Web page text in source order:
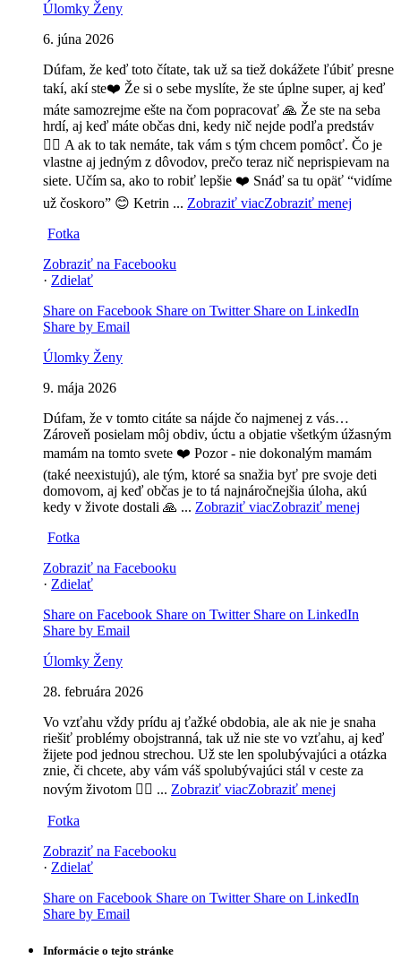
Úlomky Ženy
6. júna 2026
Dúfam, že keď toto čítate, tak už sa tiež dokážete ľúbiť presne
takí, akí ste❤️ Že si o sebe myslíte, že ste úplne super, aj keď
máte samozrejme ešte na čom popracovať 🙏 Že ste na seba
hrdí, aj keď máte občas dni, kedy nič nejde podľa predstáv
🤷‍♀️ A ak to tak nemáte, tak vám s tým chcem pomôcť. Čo je
vlastne aj jedným z dôvodov, prečo teraz nič neprispievam na
siete. Učím sa, ako to robiť lepšie ❤️ Snáď sa tu opäť “vidíme
už čoskoro” 😊 Ketrin ... Zobraziť viacZobraziť menej
Fotka
Zobraziť na Facebooku
· Zdielať
Share on Facebook Share on Twitter Share on LinkedIn
Share by Email
Úlomky Ženy
9. mája 2026
Dúfam, že v tomto citáte sa nájde čo najmenej z vás…
Zároveň posielam môj obdiv, úctu a objatie všetkým úžasným
mamám na tomto svete ❤️ Pozor - nie dokonalým mamám
(také neexistujú), ale tým, ktoré sa snažia byť pre svoje deti
domovom, aj keď občas je to tá najnáročnejšia úloha, akú
kedy v živote dostali 🙏 ... Zobraziť viacZobraziť menej
Fotka
Zobraziť na Facebooku
· Zdielať
Share on Facebook Share on Twitter Share on LinkedIn
Share by Email
Úlomky Ženy
28. februára 2026
Vo vzťahu vždy prídu aj ťažké obdobia, ale ak nie je snaha
riešiť problémy obojstranná, tak už nie ste vo vzťahu, aj keď
žijete pod jednou strechou. Už ste len spolubývajúci a otázka
znie, či chcete, aby vám váš spolubývajúci stál v ceste za
novým životom 🤷‍♀️ ... Zobraziť viacZobraziť menej
Fotka
Zobraziť na Facebooku
· Zdielať
Share on Facebook Share on Twitter Share on LinkedIn
Share by Email
Informácie o tejto stránke